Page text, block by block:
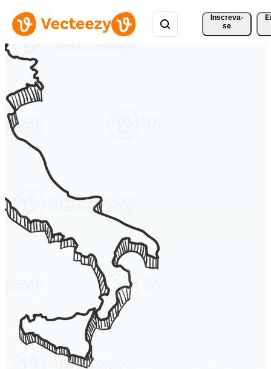
Inscreva-
se